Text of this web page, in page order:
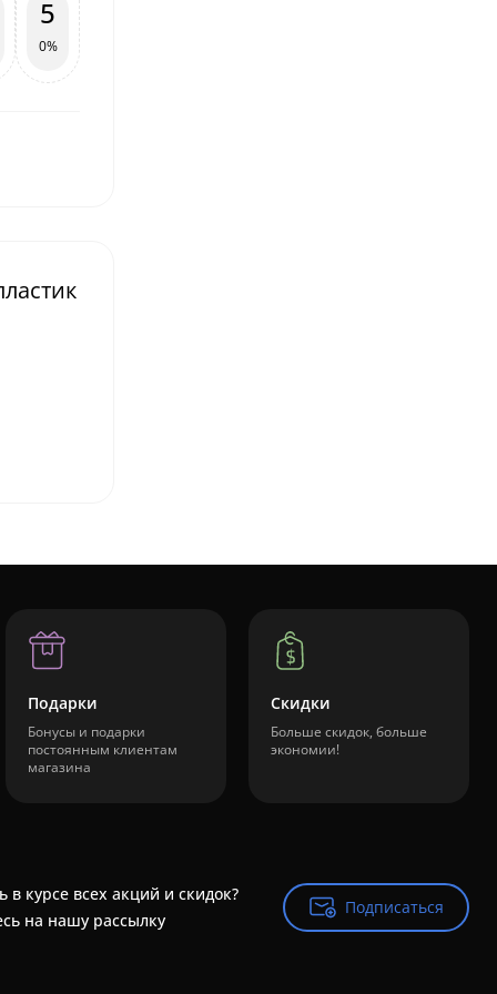
5
0%
Подарки
Бонусы и подарки
постоянным клиентам
магазина
Скидки
Больше скидок, больше
экономии!
в курсе всех акций и скидок?
на нашу рассылку
Подписаться
Подписаться